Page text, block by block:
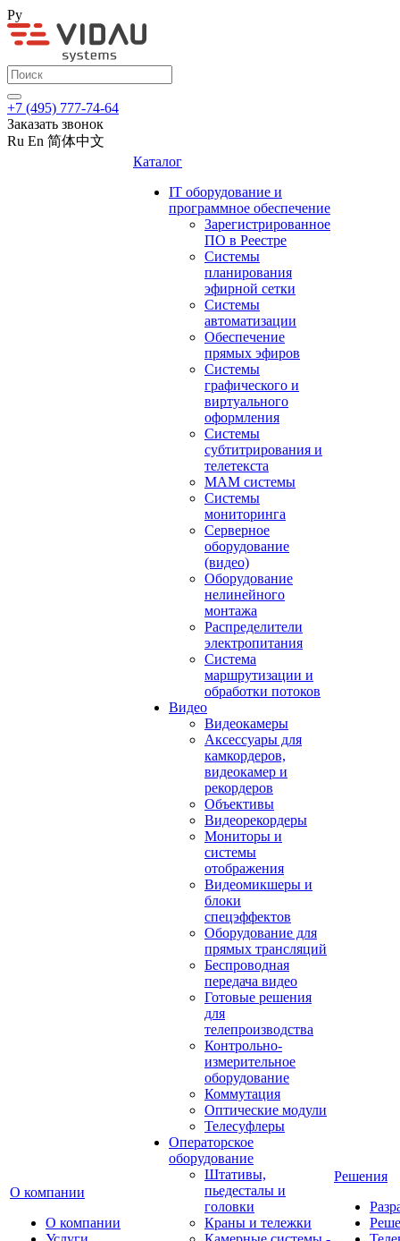
Ру
+7 (495) 777-74-64
Заказать звонок
Ru En 简体中文
О компании
О компании
Каталог
IT оборудование и
программное обеспечение
Зарегистрированное
ПО в Реестре
Системы
планирования
эфирной сетки
Системы
автоматизации
Обеспечение
прямых эфиров
Системы
графического и
виртуального
оформления
Системы
субтитрирования и
телетекста
MAM системы
Системы
мониторинга
Серверное
оборудование
(видео)
Оборудование
нелинейного
монтажа
Распределители
электропитания
Система
маршрутизации и
обработки потоков
Видео
Видеокамеры
Аксессуары для
камкордеров,
видеокамер и
рекордеров
Объективы
Видеорекордеры
Мониторы и
системы
отображения
Видеомикшеры и
блоки
спецэффектов
Оборудование для
прямых трансляций
Беспроводная
передача видео
Готовые решения
для
телепроизводства
Контрольно-
измерительное
оборудование
Коммутация
Оптические модули
Телесуфлеры
Операторское
оборудование
Штативы,
пьедесталы и
головки
Краны и тележки
Решения